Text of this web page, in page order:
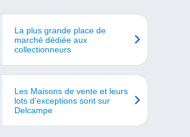
La plus grande place de
marché dédiée aux
collectionneurs
Les Maisons de vente et leurs
lots d'exceptions sont sur
Delcampe